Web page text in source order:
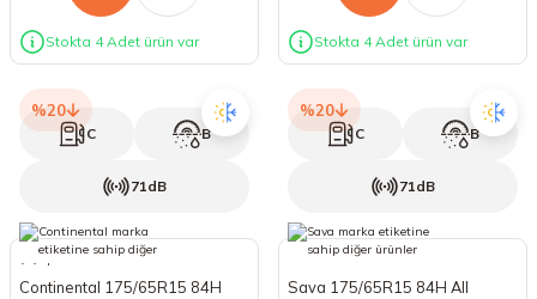
Stokta 4 Adet ürün var Stokta 4 Adet ürün var
%20
C B
71dB
Continental 175/65R15 84H
%20
C B
71dB
Sava 175/65R15 84H All